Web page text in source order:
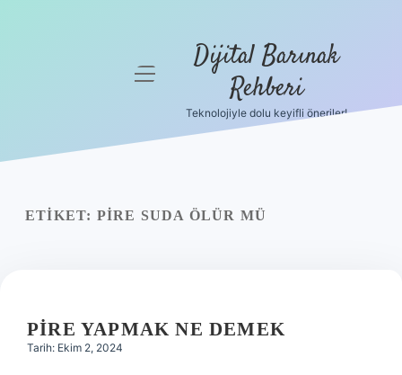
menüyü
Dijital Barınak
Rehberi
Teknolojiyle dolu keyifli öneriler!
ETIKET: PIRE SUDA ÖLÜR MÜ
PIRE YAPMAK NE DEMEK
Tarih: Ekim 2, 2024